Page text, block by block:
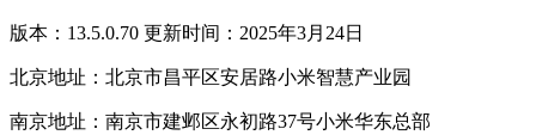
版本：13.5.0.70 更新时间：2025年3月24日
北京地址：北京市昌平区安居路小米智慧产业园
南京地址：南京市建邺区永初路37号小米华东总部